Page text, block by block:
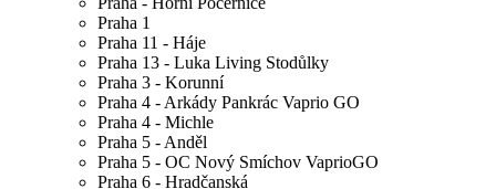
Praha 1
Praha 11 - Háje
Praha 13 - Luka Living Stodůlky
Praha 3 - Korunní
Praha 4 - Arkády Pankrác Vaprio GO
Praha 4 - Michle
Praha 5 - Anděl
Praha 5 - OC Nový Smíchov VaprioGO
Praha 6 - Hradčanská